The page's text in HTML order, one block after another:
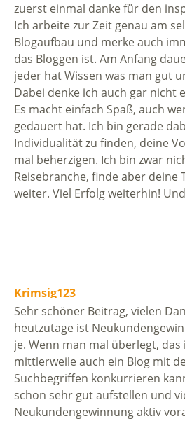
zuerst einmal danke für den
Ich arbeite zur Zeit genau am
Blogaufbau und merke auch
das Bloggen ist. Am Anfang
jeder hat Wissen was man gut
Dabei denke ich auch gar nicht
Es macht einfach Spaß, auch
gedauert hat. Ich bin gerade
Individualität zu finden, deine
mal beherzigen. Ich bin zwar
Reisebranche, finde aber deine
weiter. Viel Erfolg weiterhin!
Krimsig123
Sehr schöner Beitrag, vielen
heutzutage ist
je. Wenn man mal überlegt,
mittlerweile auch ein Blog mit
Suchbegriffen konkurrieren
schon sehr gut aufstellen und
Neukundengewinnung aktiv